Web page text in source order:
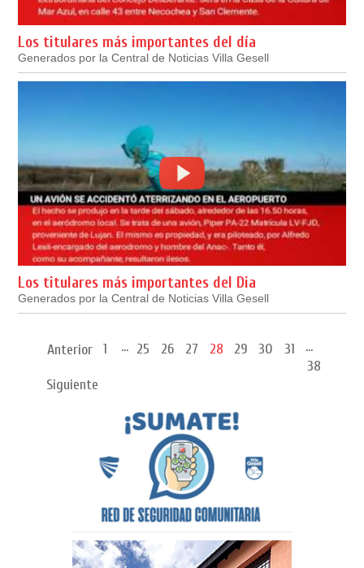
Los titulares más importantes del día
Generados por la Central de Noticias Villa Gesell
Los titulares más importantes del Dia
Generados por la Central de Noticias Villa Gesell
Anterior 1 ... 25 26 27 28 29 30 31
...
38
Siguiente